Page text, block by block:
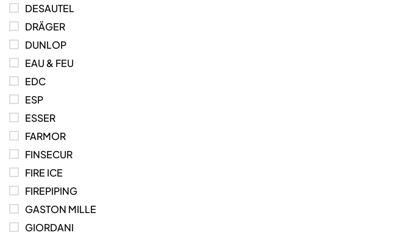
DESAUTEL
DRÄGER
DUNLOP
EAU & FEU
EDC
ESP
ESSER
FARMOR
FINSECUR
FIRE ICE
FIREPIPING
GASTON MILLE
GIORDANI